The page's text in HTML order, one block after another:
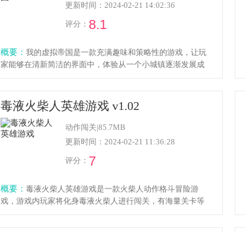
更新时间：2024-02-21 14:02:36
评分： 8.1
概要： 我的虚拟帝国是一款充满趣味和策略性的游戏，让玩
家能够在清新简洁的界面中，体验从一个小城镇逐渐发展成
毒液火柴人英雄游戏 v1.02
动作闯关|85.7MB
更新时间：2024-02-21 11:36:28
评分： 7
概要： 毒液火柴人英雄游戏是一款火柴人动作格斗冒险游
戏，游戏内玩家将化身毒液火柴人进行闯关，有海量关卡等